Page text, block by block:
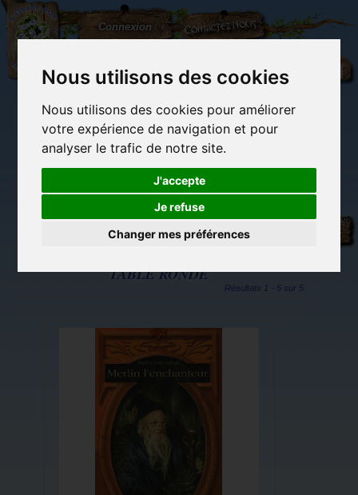
Nous utilisons des cookies
Nous utilisons des cookies pour améliorer
votre expérience de navigation et pour
analyser le trafic de notre site.
J'accepte
Je refuse
Changer mes préférences
L'Arbre
aux
100.000
Connexion Contactez-nous
(vide)
Librairie des
Carterie
originale
Activités
détente et jeux
Objets déco et
TABLE RONDE
Résultats 1 - 5 sur 5.